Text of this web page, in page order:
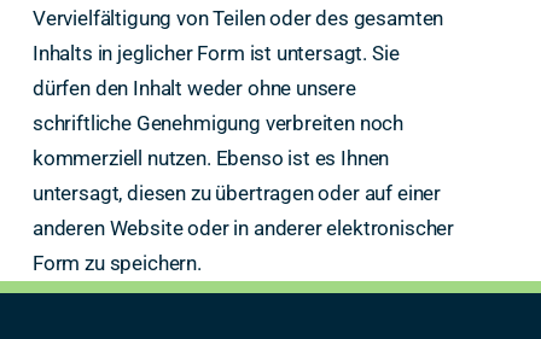
Vervielfältigung von Teilen oder des gesamten
Inhalts in jeglicher Form ist untersagt. Sie
dürfen den Inhalt weder ohne unsere
schriftliche Genehmigung verbreiten noch
kommerziell nutzen. Ebenso ist es Ihnen
untersagt, diesen zu übertragen oder auf einer
anderen Website oder in anderer elektronischer
Form zu speichern.